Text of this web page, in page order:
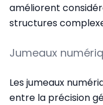
améliorent
structures
Jumeaux
Les jumeaux
entre la précision